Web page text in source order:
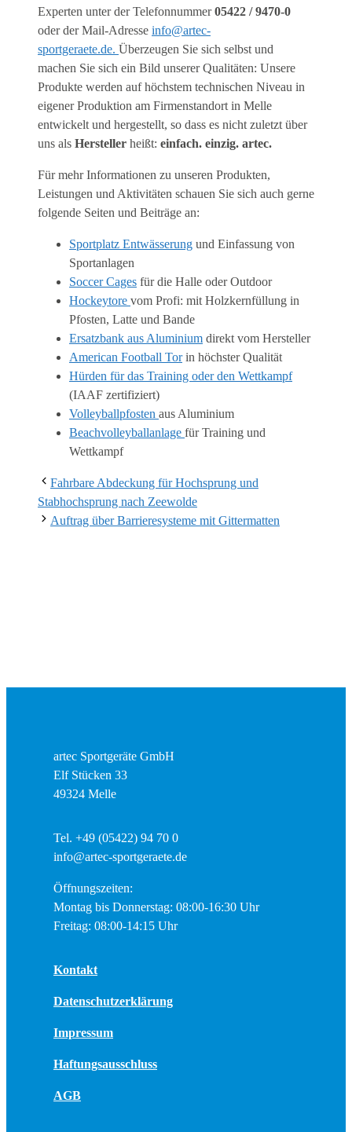
Experten unter der Telefonnummer05422 / 9470-0
oder der Mail-Adresse info@artec-
sportgeraete.de. Überzeugen Sie sich selbst und
machen Sie sich ein Bild unserer Qualitäten: Unsere
Produkte werden auf höchstem technischen Niveau in
eigener Produktion am Firmenstandort in Melle
entwickelt und hergestellt, so dass es nicht zuletzt über
uns als Hersteller heißt: einfach. einzig. artec.
Für mehr Informationen zu unseren Produkten,
Leistungen und Aktivitäten schauen Sie sich auch gerne
folgende Seiten und Beiträge an:
Sportplatz Entwässerung und Einfassung von
Sportanlagen
Soccer Cages für die Halle oder Outdoor
Hockeytore vom Profi: mit Holzkernfüllung in
Pfosten, Latte und Bande
Ersatzbank aus Aluminium direkt vom Hersteller
American Football Torin höchster Qualität
Hürden für das Training oder den Wettkampf
(IAAF zertifiziert)
Volleyballpfosten aus Aluminium
Beachvolleyballanlage für Training und
Wettkampf
Fahrbare Abdeckung für Hochsprung und
Stabhochsprung nach Zeewolde
Auftrag über Barrieresysteme mit Gittermatten
artec Sportgeräte GmbH
Elf Stücken 33
49324 Melle
Tel. +49 (05422) 94 70 0
info@artec-sportgeraete.de
Öffnungszeiten:
Montag bis Donnerstag: 08:00-16:30 Uhr
Freitag: 08:00-14:15 Uhr
Kontakt
Datenschutzerklärung
Impressum
Haftungsausschluss
AGB